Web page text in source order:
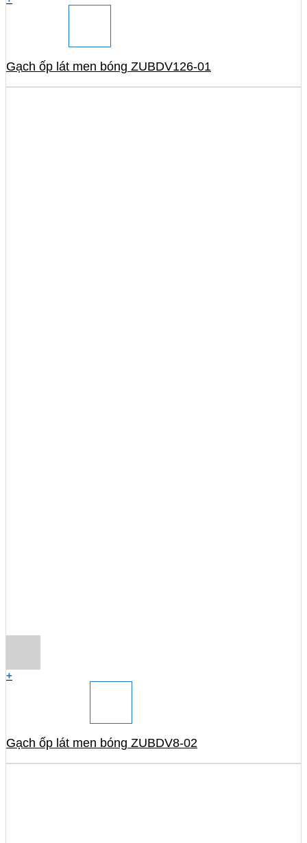
Gạch ốp lát men bóng ZUBDV126-01
+
Gạch ốp lát men bóng ZUBDV8-02